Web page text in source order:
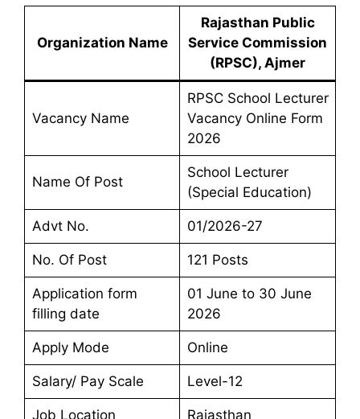
Organization Name
Rajasthan Public
Service Commission
(RPSC), Ajmer
Vacancy Name
RPSC School Lecturer
Vacancy Online Form
2026
Name Of Post
School Lecturer
(Special Education)
Advt No. 01/2026-27
No. Of Post 121 Posts
Application form
filling date
01 June to 30 June
2026
Apply Mode Online
Salary/ Pay Scale Level-12
Job Location Rajasthan